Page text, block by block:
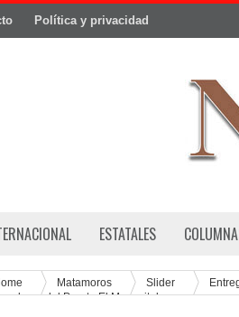
Política y privacidad
ESTATALES
Matamoros Slider
del Puerto El Mezquital